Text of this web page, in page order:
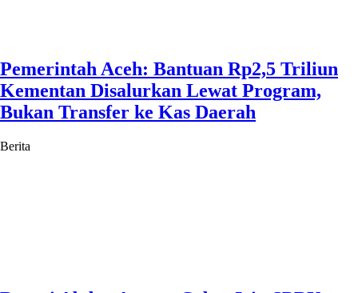
Pemerintah Aceh: Bantuan Rp2,5 Triliun
Kementan Disalurkan Lewat Program,
Bukan Transfer ke Kas Daerah
Berita